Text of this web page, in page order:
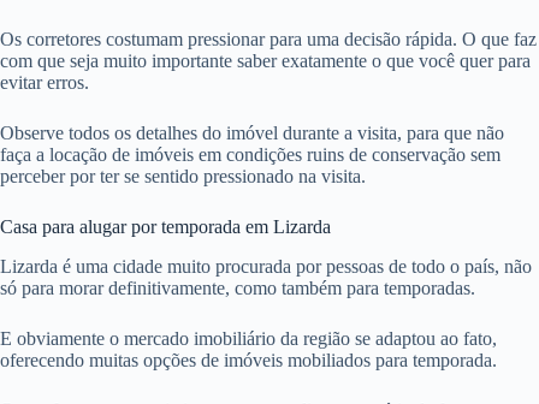
Os corretores costumam pressionar para uma decisão rápida. O que faz
com que seja muito importante saber exatamente o que você quer para
evitar erros.
Observe todos os detalhes do imóvel durante a visita, para que não
faça a locação de imóveis em condições ruins de conservação sem
perceber por ter se sentido pressionado na visita.
Casa para alugar por temporada em Lizarda
Lizarda é uma cidade muito procurada por pessoas de todo o país, não
só para morar definitivamente, como também para temporadas.
E obviamente o mercado imobiliário da região se adaptou ao fato,
oferecendo muitas opções de imóveis mobiliados para temporada.